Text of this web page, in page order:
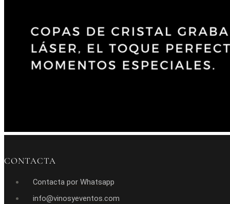
CONTACTA
Contacta por Whatsapp
info@vinosyeventos.com